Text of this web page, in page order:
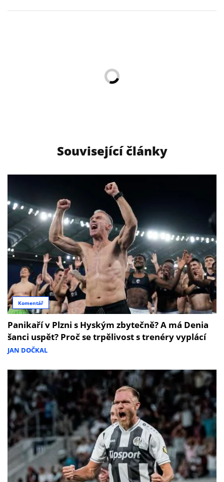
Související články
Komentář
Panikaří v Plzni s Hyským zbytečně? A má Denia
šanci uspět? Proč se trpělivost s trenéry vyplácí
JAN DOČKAL